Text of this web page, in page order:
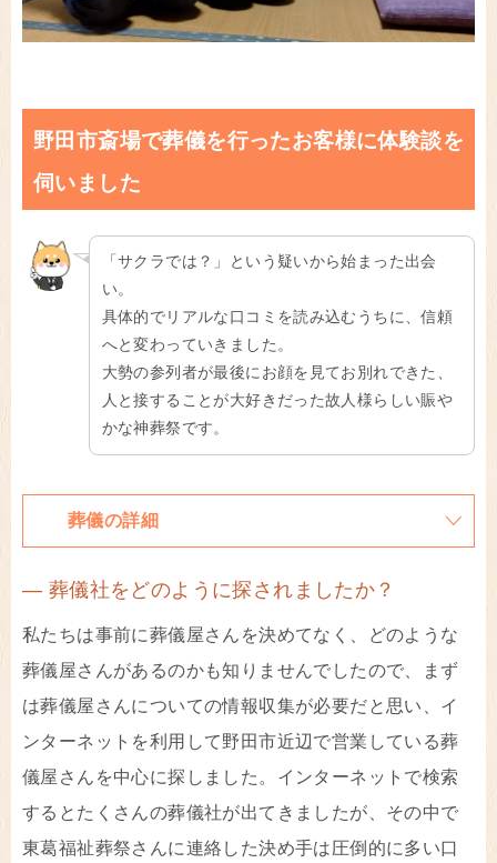
野田市斎場で葬儀を行ったお客様に体験談を
伺いました
「サクラでは？」という疑いから始まった出会
い。
具体的でリアルな口コミを読み込むうちに、信頼
へと変わっていきました。
大勢の参列者が最後にお顔を見てお別れできた、
人と接することが大好きだった故人様らしい賑や
かな神葬祭です。
葬儀の詳細
― 葬儀社をどのように探されましたか？
私たちは事前に葬儀屋さんを決めてなく、どのような
葬儀屋さんがあるのかも知りませんでしたので、まず
は葬儀屋さんについての情報収集が必要だと思い、イ
ンターネットを利用して野田市近辺で営業している葬
儀屋さんを中心に探しました。インターネットで検索
するとたくさんの葬儀社が出てきましたが、その中で
東葛福祉葬祭さんに連絡した決め手は圧倒的に多い口